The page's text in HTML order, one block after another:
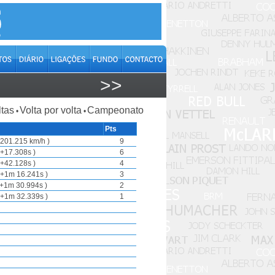
>>
•Volta por volta •Campeonato
Pts
km/h )
9
)
6
)
4
16.241s )
3
30.994s )
2
32.339s )
1